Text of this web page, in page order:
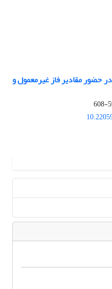
حضور مقادیر فاز غیرمعمول و